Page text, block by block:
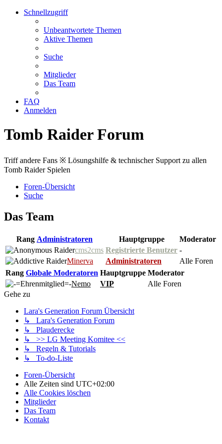
Schnellzugriff
Unbeantwortete Themen
Aktive Themen
Suche
Mitglieder
Das Team
FAQ
Anmelden
Tomb Raider Forum
Triff andere Fans ※ Lösungshilfe & technischer Support zu allen
Tomb Raider Spielen
Foren-Übersicht
Suche
Das Team
Rang Administratoren Hauptgruppe
Moderator
cms2cms Registrierte Benutzer -
Minerva
Administratoren
Alle Foren
Rang Globale Moderatoren Hauptgruppe Moderator
Nemo
VIP
Alle Foren
Gehe zu
Lara's Generation Forum Übersicht
↳ Lara's Generation Forum
↳ Plauderecke
↳ >> LG Meeting Komitee <<
↳ Regeln & Tutorials
↳ To-do-Liste
Foren-Übersicht
Alle Zeiten sind UTC+02:00
Alle Cookies löschen
Mitglieder
Das Team
Kontakt